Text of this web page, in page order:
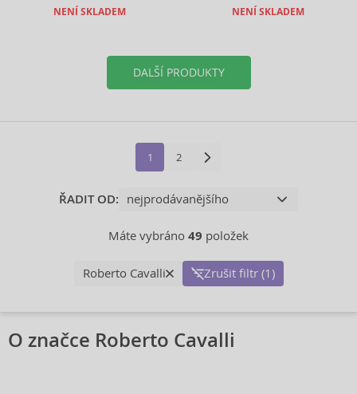
NENÍ SKLADEM NENÍ SKLADEM
DALŠÍ PRODUKTY
1 2
ŘADIT OD:
Máte vybráno 49 položek
Roberto Cavalli Zrušit filtr (1)
O značce Roberto Cavalli